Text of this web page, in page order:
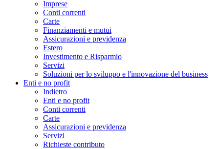
Imprese
Conti correnti
Carte
Finanziamenti e mutui
Assicurazioni e previdenza
Estero
Investimento e Risparmio
Servizi
Soluzioni per lo sviluppo e l'innovazione del business
Enti e no profit
Indietro
Enti e no profit
Conti correnti
Carte
Assicurazioni e previdenza
Servizi
Richieste contributo